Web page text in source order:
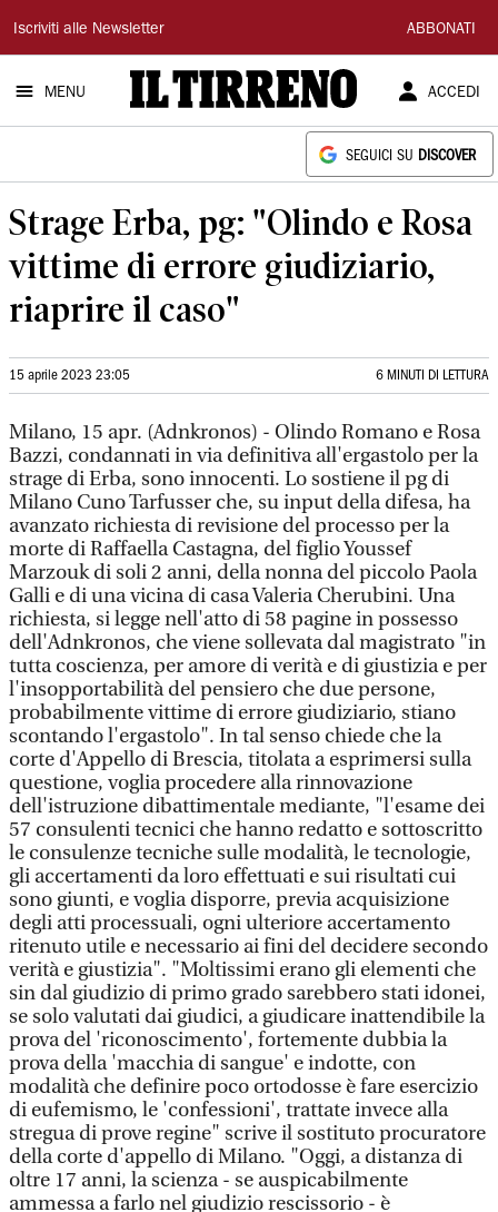
Il
Tirreno
Iscriviti alle Newsletter ABBONATI
MENU ACCEDI
SEGUICI SU DISCOVER
Strage Erba, pg: "Olindo e Rosa
vittime di errore giudiziario,
riaprire il caso"
15 aprile 2023 23:05 6 MINUTI DI LETTURA
Milano, 15 apr. (Adnkronos) - Olindo Romano e Rosa
Bazzi, condannati in via definitiva all'ergastolo per la
strage di Erba, sono innocenti. Lo sostiene il pg di
Milano Cuno Tarfusser che, su input della difesa, ha
avanzato richiesta di revisione del processo per la
morte di Raffaella Castagna, del figlio Youssef
Marzouk di soli 2 anni, della nonna del piccolo Paola
Galli e di una vicina di casa Valeria Cherubini. Una
richiesta, si legge nell'atto di 58 pagine in possesso
dell'Adnkronos, che viene sollevata dal magistrato "in
tutta coscienza, per amore di verità e di giustizia e per
l'insopportabilità del pensiero che due persone,
probabilmente vittime di errore giudiziario, stiano
scontando l'ergastolo". In tal senso chiede che la
corte d'Appello di Brescia, titolata a esprimersi sulla
questione, voglia procedere alla rinnovazione
dell'istruzione dibattimentale mediante, "l'esame dei
57 consulenti tecnici che hanno redatto e sottoscritto
le consulenze tecniche sulle modalità, le tecnologie,
gli accertamenti da loro effettuati e sui risultati cui
sono giunti, e voglia disporre, previa acquisizione
degli atti processuali, ogni ulteriore accertamento
ritenuto utile e necessario ai fini del decidere secondo
verità e giustizia". "Moltissimi erano gli elementi che
sin dal giudizio di primo grado sarebbero stati idonei,
se solo valutati dai giudici, a giudicare inattendibile la
prova del 'riconoscimento', fortemente dubbia la
prova della 'macchia di sangue' e indotte, con
modalità che definire poco ortodosse è fare esercizio
di eufemismo, le 'confessioni', trattate invece alla
stregua di prove regine" scrive il sostituto procuratore
della corte d'appello di Milano. "Oggi, a distanza di
oltre 17 anni, la scienza - se auspicabilmente
ammessa a farlo nel giudizio rescissorio - è